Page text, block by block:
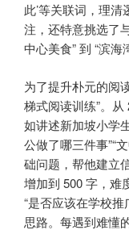
此’等关联词，理
注，还特意挑选了
中心美食” 到 “滨海
为了提升朴元的阅
梯式阅读训练”。
如讲述新加坡小学
公做了哪三件事”“
础问题，帮他建立
增加到 500 字，难
“是否应该在学校
思路。每遇到难懂